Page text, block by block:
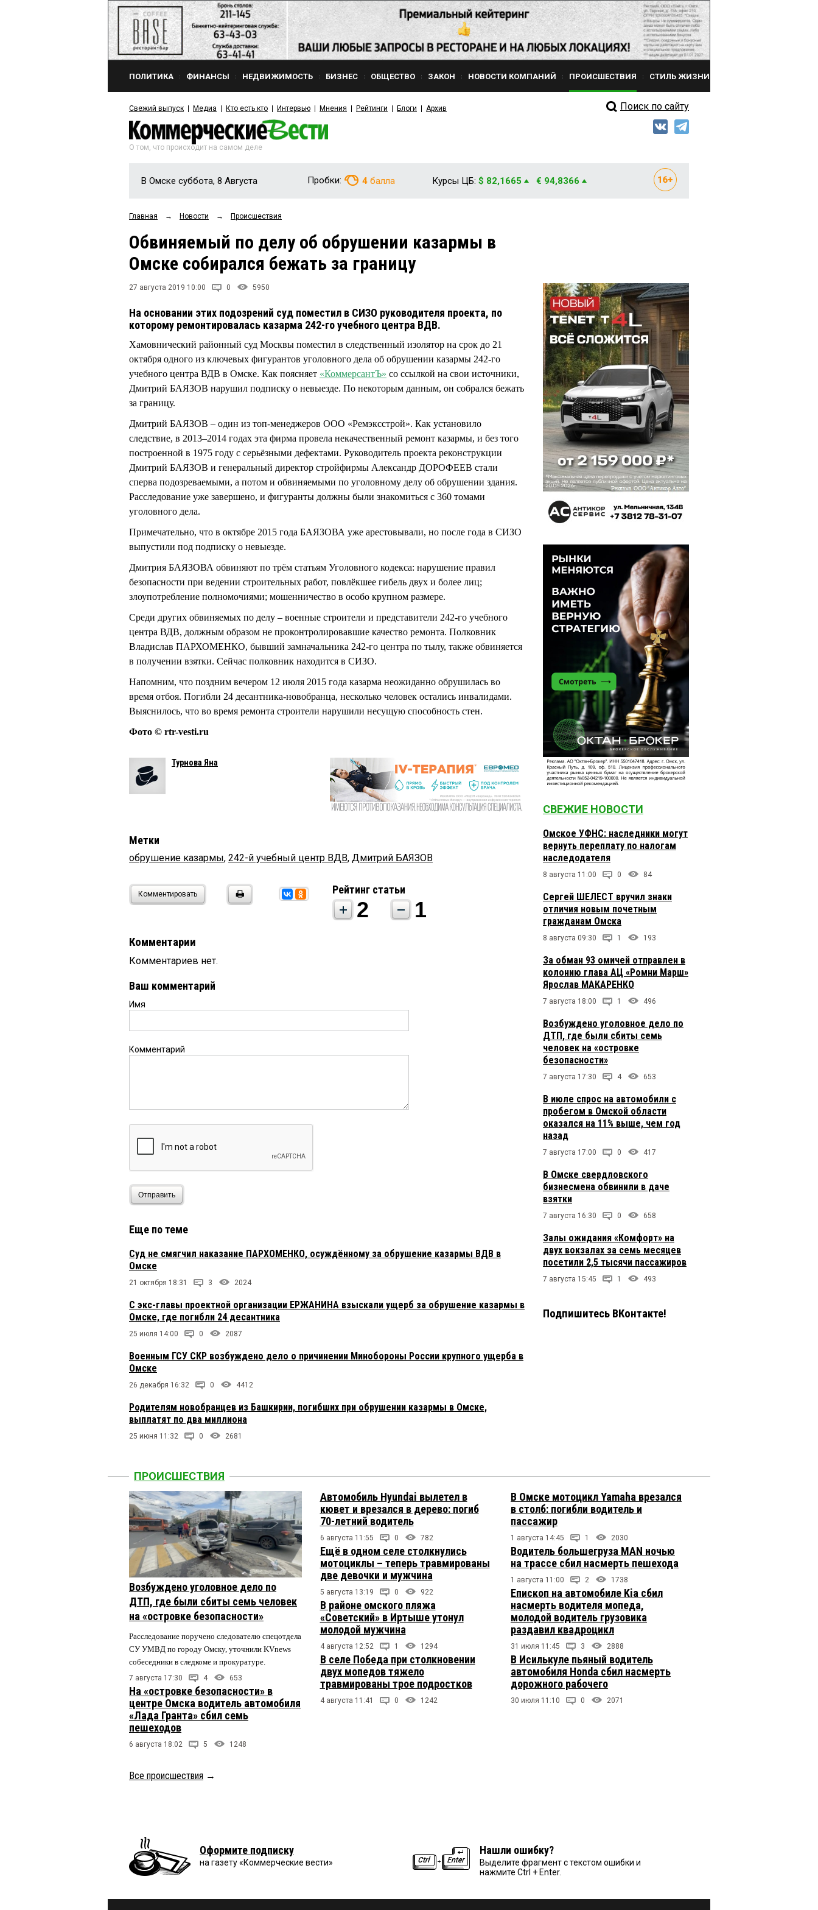
ПОЛИТИКА ФИНАНСЫ НЕДВИЖИМОСТЬ БИЗНЕС ОБЩЕСТВО ЗАКОН НОВОСТИ КОМПАНИЙ ПРОИСШЕСТВИЯ СТИЛЬ ЖИЗНИ
Свежий выпуск Медиа Кто есть кто Интервью Мнения Рейтинги Блоги Архив Поиск по сайту
О том, что происходит на самом деле
В Омске суббота, 8 Августа Пробки: 4 балла Курсы ЦБ: $ 82,1665 € 94,8366
Главная → Новости → Происшествия
Обвиняемый по делу об обрушении казармы в
Омске собирался бежать за границу
27 августа 2019 10:00 0 5950
На основании этих подозрений суд поместил в СИЗО руководителя проекта, по
которому ремонтировалась казарма 242-го учебного центра ВДВ.
Хамовнический районный суд Москвы поместил в следственный изолятор на срок до 21
октября одного из ключевых фигурантов уголовного дела об обрушении казармы 242-го
учебного центра ВДВ в Омске. Как поясняет «КоммерсантЪ» со ссылкой на свои источники,
Дмитрий БАЯЗОВ нарушил подписку о невыезде. По некоторым данным, он собрался бежать
за границу.
Дмитрий БАЯЗОВ – один из топ-менеджеров ООО «Ремэксстрой». Как установило
следствие, в 2013–2014 годах эта фирма провела некачественный ремонт казармы, и без того
построенной в 1975 году с серьёзными дефектами. Руководитель проекта реконструкции
Дмитрий БАЯЗОВ и генеральный директор стройфирмы Александр ДОРОФЕЕВ стали
сперва подозреваемыми, а потом и обвиняемыми по уголовному делу об обрушении здания.
Расследование уже завершено, и фигуранты должны были знакомиться с 360 томами
уголовного дела.
Примечательно, что в октябре 2015 года БАЯЗОВА уже арестовывали, но после года в СИЗО
выпустили под подписку о невыезде.
Дмитрия БАЯЗОВА обвиняют по трём статьям Уголовного кодекса: нарушение правил
безопасности при ведении строительных работ, повлёкшее гибель двух и более лиц;
злоупотребление полномочиями; мошенничество в особо крупном размере.
Среди других обвиняемых по делу – военные строители и представители 242-го учебного
центра ВДВ, должным образом не проконтролировавшие качество ремонта. Полковник
Владислав ПАРХОМЕНКО, бывший замначальника 242-го центра по тылу, также обвиняется
в получении взятки. Сейчас полковник находится в СИЗО.
Напомним, что поздним вечером 12 июля 2015 года казарма неожиданно обрушилась во
время отбоя. Погибли 24 десантника-новобранца, несколько человек остались инвалидами.
Выяснилось, что во время ремонта строители нарушили несущую способность стен.
Фото © rtr-vesti.ru
Турнова Яна
Метки
обрушение казармы, 242-й учебный центр ВДВ, Дмитрий БАЯЗОВ
Комментировать Рейтинг статьи
2 1
Комментарии
Комментариев нет.
Ваш комментарий
Имя
Комментарий
Отправить
Еще по теме
Суд не смягчил наказание ПАРХОМЕНКО, осуждённому за обрушение казармы ВДВ в
Омске
21 октября 18:31 3 2024
С экс-главы проектной организации ЕРЖАНИНА взыскали ущерб за обрушение казармы в
Омске, где погибли 24 десантника
25 июля 14:00 0 2087
Военным ГСУ СКР возбуждено дело о причинении Минобороны России крупного ущерба в
Омске
26 декабря 16:32 0 4412
Родителям новобранцев из Башкирии, погибших при обрушении казармы в Омске,
выплатят по два миллиона
25 июня 11:32 0 2681
СВЕЖИЕ НОВОСТИ
Омское УФНС: наследники могут
вернуть переплату по налогам
наследодателя
8 августа 11:00 0 84
Сергей ШЕЛЕСТ вручил знаки
отличия новым почетным
гражданам Омска
8 августа 09:30 1 193
За обман 93 омичей отправлен в
колонию глава АЦ «Ромни Марш»
Ярослав МАКАРЕНКО
7 августа 18:00 1 496
Возбуждено уголовное дело по
ДТП, где были сбиты семь
человек на «островке
безопасности»
7 августа 17:30 4 653
В июле спрос на автомобили с
пробегом в Омской области
оказался на 11% выше, чем год
назад
7 августа 17:00 0 417
В Омске свердловского
бизнесмена обвинили в даче
взятки
7 августа 16:30 0 658
Залы ожидания «Комфорт» на
двух вокзалах за семь месяцев
посетили 2,5 тысячи пассажиров
7 августа 15:45 1 493
Подпишитесь ВКонтакте!
ПРОИСШЕСТВИЯ
Возбуждено уголовное дело по
ДТП, где были сбиты семь человек
на «островке безопасности»
Расследование поручено следователю спецотдела
СУ УМВД по городу Омску, уточнили KVnews
собеседники в следкоме и прокуратуре.
7 августа 17:30 4 653
На «островке безопасности» в
центре Омска водитель автомобиля
«Лада Гранта» сбил семь
пешеходов
6 августа 18:02 5 1248
Автомобиль Hyundai вылетел в
кювет и врезался в дерево: погиб
70-летний водитель
6 августа 11:55 0 782
Ещё в одном селе столкнулись
мотоциклы – теперь травмированы
две девочки и мужчина
5 августа 13:19 0 922
В районе омского пляжа
«Советский» в Иртыше утонул
молодой мужчина
4 августа 12:52 1 1294
В селе Победа при столкновении
двух мопедов тяжело
травмированы трое подростков
4 августа 11:41 0 1242
В Омске мотоцикл Yamaha врезался
в столб: погибли водитель и
пассажир
1 августа 14:45 1 2030
Водитель большегруза MAN ночью
на трассе сбил насмерть пешехода
1 августа 11:00 2 1738
Епископ на автомобиле Kia сбил
насмерть водителя мопеда,
молодой водитель грузовика
раздавил квадроцикл
31 июля 11:45 3 2888
В Исилькуле пьяный водитель
автомобиля Honda сбил насмерть
дорожного рабочего
30 июля 11:10 0 2071
Все происшествия →
Оформите подписку
на газету «Коммерческие вести»
Нашли ошибку?
Выделите фрагмент с текстом ошибки и
нажмите Ctrl + Enter.